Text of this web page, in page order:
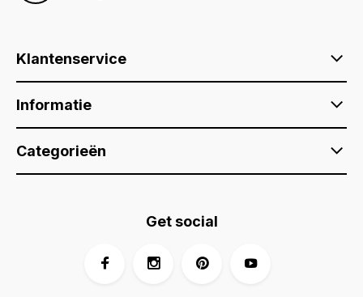
Klantenservice
Informatie
Categorieën
Get social